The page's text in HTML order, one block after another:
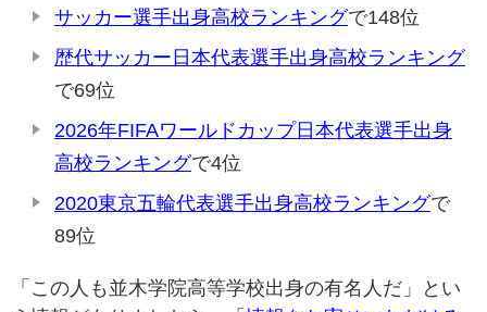
サッカー選手出身高校ランキングで148位
歴代サッカー日本代表選手出身高校ランキング
で69位
2026年FIFAワールドカップ日本代表選手出身
高校ランキングで4位
2020東京五輪代表選手出身高校ランキングで
89位
「この人も並木学院高等学校出身の有名人だ」とい